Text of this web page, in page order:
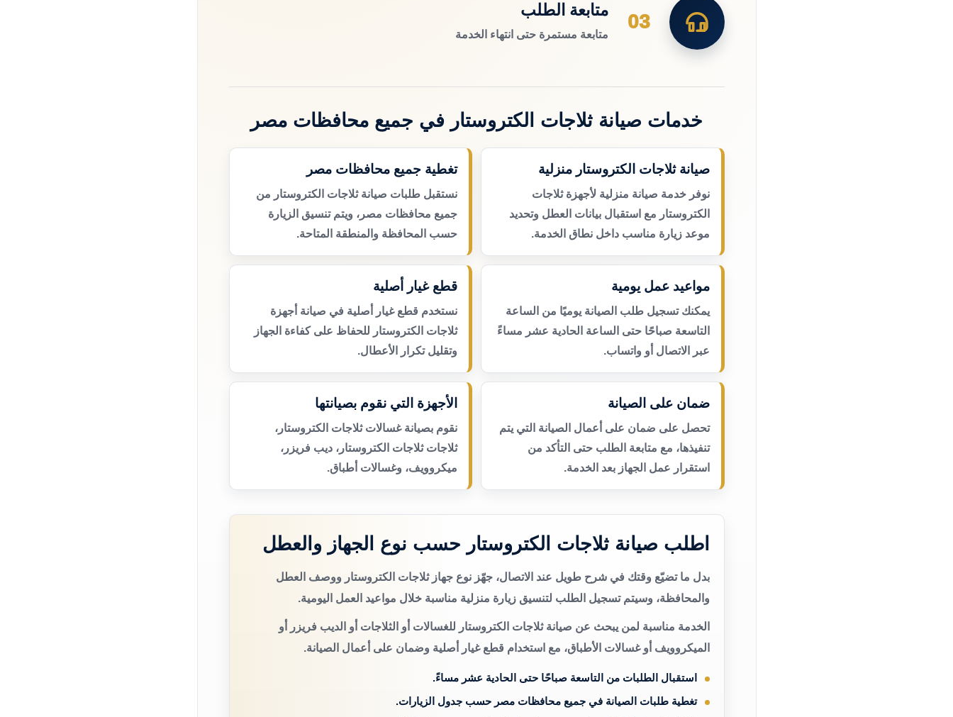
03
متابعة الطلب
متابعة مستمرة حتى انتهاء الخدمة
خدمات صيانة ثلاجات الكتروستار في جميع محافظات مصر
صيانة ثلاجات الكتروستار منزلية
نوفر خدمة صيانة منزلية لأجهزة ثلاجات
الكتروستار مع استقبال بيانات العطل وتحديد
موعد زيارة مناسب داخل نطاق الخدمة.
تغطية جميع محافظات مصر
نستقبل طلبات صيانة ثلاجات الكتروستار من
جميع محافظات مصر، ويتم تنسيق الزيارة
حسب المحافظة والمنطقة المتاحة.
مواعيد عمل يومية
يمكنك تسجيل طلب الصيانة يوميًا من الساعة
التاسعة صباحًا حتى الساعة الحادية عشر مساءً
عبر الاتصال أو واتساب.
قطع غيار أصلية
نستخدم قطع غيار أصلية في صيانة أجهزة
ثلاجات الكتروستار للحفاظ على كفاءة الجهاز
وتقليل تكرار الأعطال.
ضمان على الصيانة
تحصل على ضمان على أعمال الصيانة التي يتم
تنفيذها، مع متابعة الطلب حتى التأكد من
استقرار عمل الجهاز بعد الخدمة.
الأجهزة التي نقوم بصيانتها
نقوم بصيانة غسالات ثلاجات الكتروستار،
ثلاجات ثلاجات الكتروستار، ديب فريزر،
ميكروويف، وغسالات أطباق.
اطلب صيانة ثلاجات الكتروستار حسب نوع الجهاز والعطل
بدل ما تضيّع وقتك في شرح طويل عند الاتصال، جهّز نوع جهاز ثلاجات الكتروستار ووصف العطل
والمحافظة، وسيتم تسجيل الطلب لتنسيق زيارة منزلية مناسبة خلال مواعيد العمل اليومية.
الخدمة مناسبة لمن يبحث عن صيانة ثلاجات الكتروستار للغسالات أو الثلاجات أو الديب فريزر أو
الميكروويف أو غسالات الأطباق، مع استخدام قطع غيار أصلية وضمان على أعمال الصيانة.
استقبال الطلبات من التاسعة صباحًا حتى الحادية عشر مساءً.
تغطية طلبات الصيانة في جميع محافظات مصر حسب جدول الزيارات.